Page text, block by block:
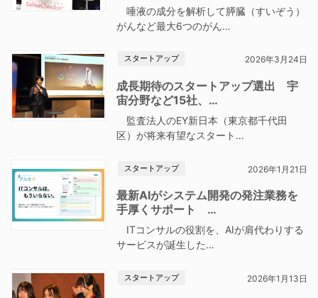
唾液の成分を解析して膵臓（すいぞう）
がんなど最大6つのがん…
スタートアップ 2026年3月24日
成長期待のスタートアップ選出 宇
宙分野など15社、…
監査法人のEY新日本（東京都千代田
区）が将来有望なスタート…
スタートアップ 2026年1月21日
最新AIがシステム開発の発注業務を
手厚くサポート …
ITコンサルの役割を、AIが肩代わりする
サービスが誕生した…
スタートアップ 2026年1月13日